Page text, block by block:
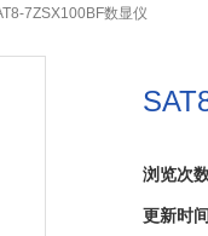
7ZSX100BF数显仪
浏览次
更新时